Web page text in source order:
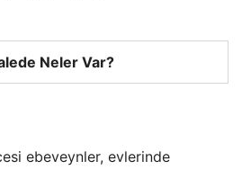
Neler Var?
ebeveynler, evlerinde